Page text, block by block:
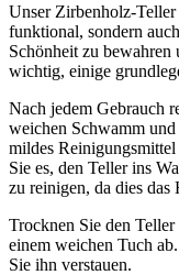
Unser Zirbenholz-Teller
funktional, sondern
Schönheit zu bewahren
wichtig, einige
Nach jedem Gebrauch
weichen Schwamm
mildes
Sie es, den Teller ins
zu reinigen, da dies das
Trocknen Sie den
einem weichen Tuch
Sie ihn verstauen.